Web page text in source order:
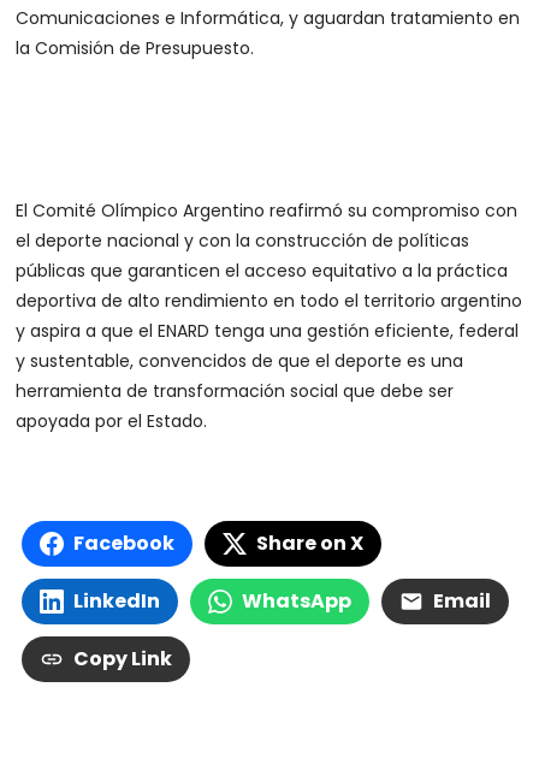
Comunicaciones e Informática, y aguardan tratamiento en
la Comisión de Presupuesto.
El Comité Olímpico Argentino reafirmó su compromiso con
el deporte nacional y con la construcción de políticas
públicas que garanticen el acceso equitativo a la práctica
deportiva de alto rendimiento en todo el territorio argentino
y aspira a que el ENARD tenga una gestión eficiente, federal
y sustentable, convencidos de que el deporte es una
herramienta de transformación social que debe ser
apoyada por el Estado.
Facebook Share on X
LinkedIn WhatsApp Email
Copy Link